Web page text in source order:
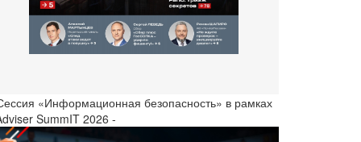
«Информационная безопасность» в рамках
SummIT 2026 -